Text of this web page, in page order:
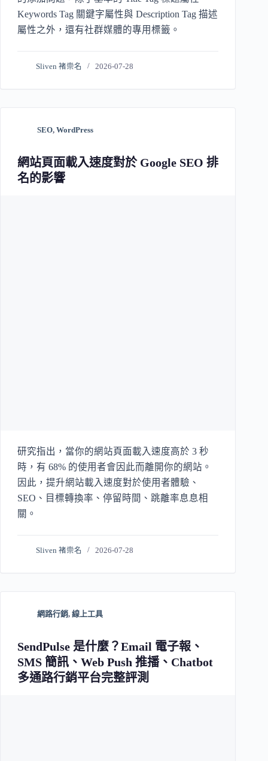
Keywords Tag 關鍵字屬性與 Description Tag 描述
屬性之外，還有社群媒體的專用標籤。
Sliven 褚崇名 2026-07-28
SEO, WordPress
網站頁面載入速度對於 Google SEO 排
名的影響
研究指出，當你的網站頁面載入速度高於 3 秒
時，有 68% 的使用者會因此而離開你的網站。
因此，提升網站載入速度對於使用者體驗、
SEO、目標轉換率、停留時間、跳離率息息相
關。
Sliven 褚崇名 2026-07-28
網路行銷, 線上工具
SendPulse 是什麼？Email 電子報、
SMS 簡訊、Web Push 推播、Chatbot
多通路行銷平台完整評測